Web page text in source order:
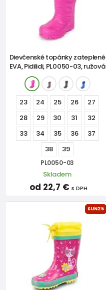
Dievčenské topánky zateplené
EVA, Pidilidi, PL0050-03, ružová
23 24 25 26
27
28
29 30 31
32
33
34 35 36
37
38
39
PL0050-03
Skladem
od 22,7 € s DPH
SUN25